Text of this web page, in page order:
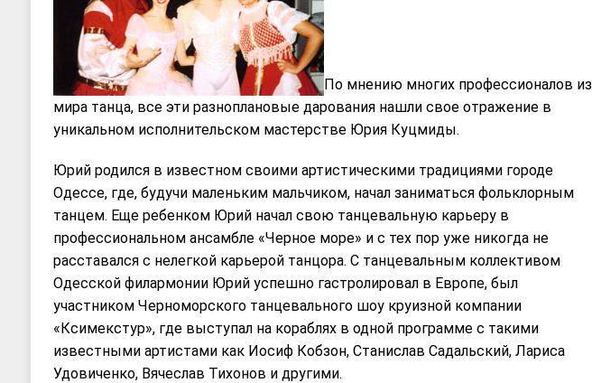
По мнению многих профессионалов из
мира танца, все эти разноплановые дарования нашли свое отражение в
уникальном исполнительском мастерстве Юрия Куцмиды.
Юрий родился в известном своими артистическими традициями городе
Одессе, где, будучи маленьким мальчиком, начал заниматься фольклорным
танцем. Еще ребенком Юрий начал свою танцевальную карьеру в
профессиональном ансамбле «Черное море» и с тех пор уже никогда не
расставался с нелегкой карьерой танцора. С танцевальным коллективом
Одесской филармонии Юрий успешно гастролировал в Европе, был
участником Черноморского танцевального шоу круизной компании
«Ксимекстур», где выступал на кораблях в одной программе с такими
известными артистами как Иосиф Кобзон, Станислав Садальский, Лариса
Удовиченко, Вячеслав Тихонов и другими.